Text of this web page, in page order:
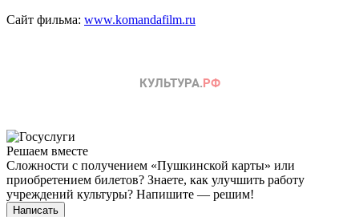
Сайт фильма: www.komandafilm.ru
Решаем вместе
Сложности с получением «Пушкинской карты» или
приобретением билетов? Знаете, как улучшить работу
учреждений культуры? Напишите — решим!
Написать